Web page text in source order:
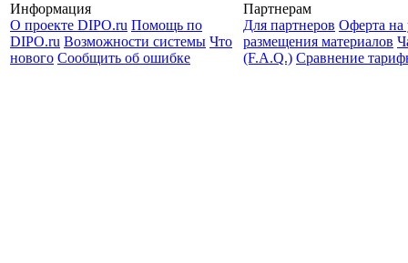
Информация
О проекте DIPO.ru Помощь по
DIPO.ru Возможности системы Что
нового Сообщить об ошибке
Партнерам
Для партнеров Оферта на
размещения материалов
(F.A.Q.) Cравнение